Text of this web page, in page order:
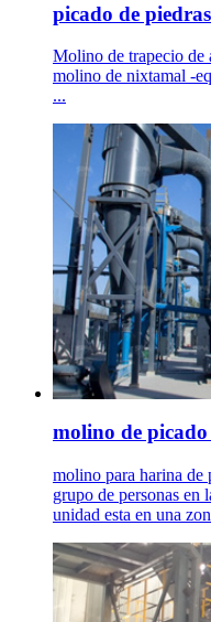
picado de
Molino de trapecio de
molino de nixtamal -
...
molino de
molino para harina de
grupo de personas en
unidad esta en una